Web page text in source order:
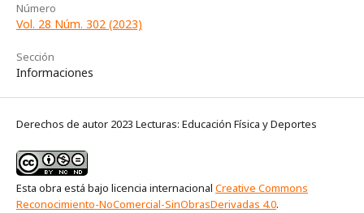
Número
Vol. 28 Núm. 302 (2023)
Sección
Informaciones
Derechos de autor 2023 Lecturas: Educación Física y Deportes
Esta obra está bajo licencia internacional Creative Commons
Reconocimiento-NoComercial-SinObrasDerivadas 4.0.